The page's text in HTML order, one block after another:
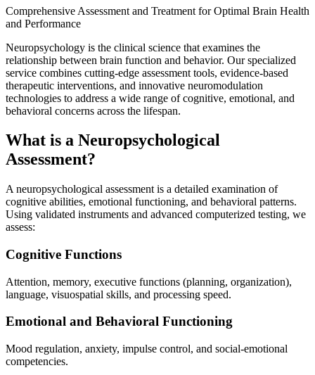
Comprehensive Assessment and Treatment for Optimal Brain Health
and Performance
Neuropsychology is the clinical science that examines the
relationship between brain function and behavior. Our specialized
service combines cutting-edge assessment tools, evidence-based
therapeutic interventions, and innovative neuromodulation
technologies to address a wide range of cognitive, emotional, and
behavioral concerns across the lifespan.
What is a Neuropsychological
Assessment?
A neuropsychological assessment is a detailed examination of
cognitive abilities, emotional functioning, and behavioral patterns.
Using validated instruments and advanced computerized testing, we
assess:
Cognitive Functions
Attention, memory, executive functions (planning, organization),
language, visuospatial skills, and processing speed.
Emotional and Behavioral Functioning
Mood regulation, anxiety, impulse control, and social-emotional
competencies.